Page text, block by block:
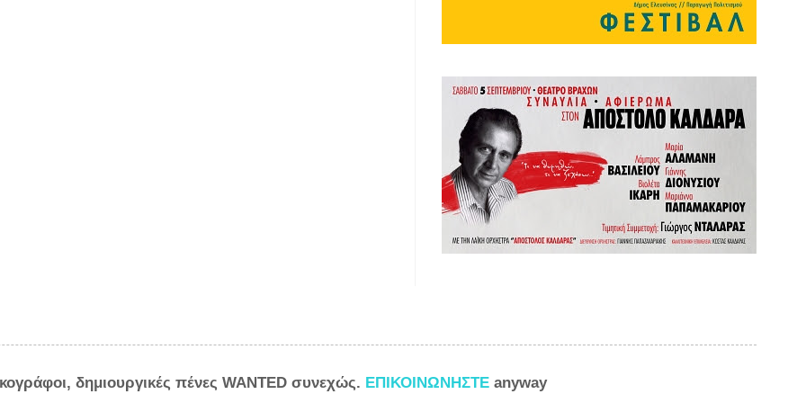
δημιουργικές πένες WANTED συνεχώς. ΕΠΙΚΟΙΝΩΝΗΣΤΕ anyway